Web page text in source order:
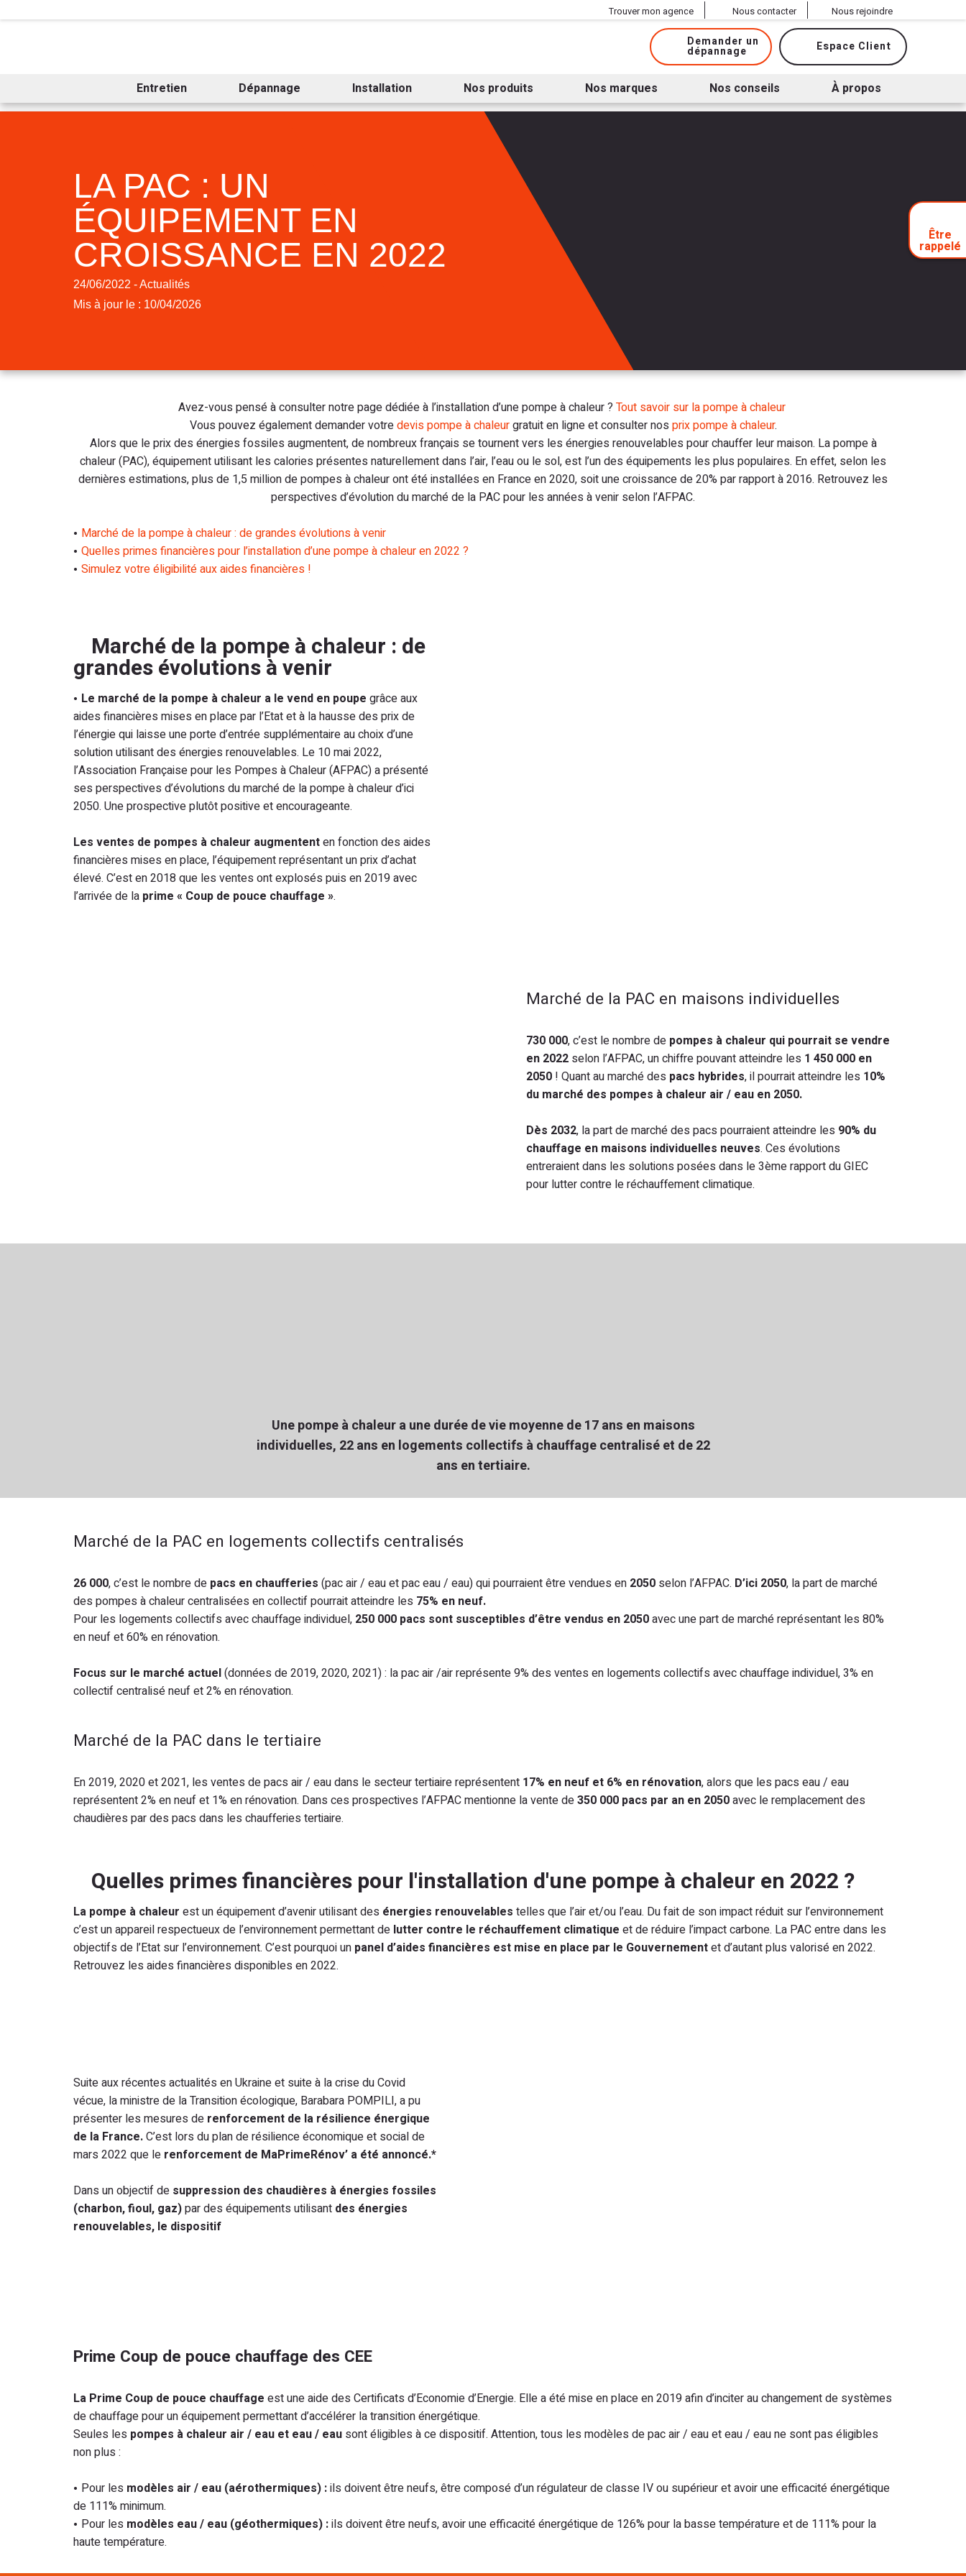
Trouver mon agence Nous contacter Nous rejoindre
Demander un
dépannage Espace Client
Entretien Dépannage Installation Nos produits Nos marques Nos conseils À propos
LA PAC : UN
ÉQUIPEMENT EN
CROISSANCE EN 2022
24/06/2022 - Actualités
Mis à jour le : 10/04/2026
Avez-vous pensé à consulter notre page dédiée à l’installation d’une pompe à chaleur ? Tout savoir sur la pompe à chaleur
Vous pouvez également demander votredevis pompe à chaleurgratuit en ligne et consulter nos prix pompe à chaleur.
Alors que le prix des énergies fossiles augmentent, de nombreux français se tournent vers les énergies renouvelables pour chauffer leur maison. La pompe à
chaleur (PAC), équipement utilisant les calories présentes naturellement dans l’air, l’eau ou le sol, est l’un des équipements les plus populaires. En effet, selon les
dernières estimations, plus de 1,5 million de pompes à chaleur ont été installées en France en 2020, soit une croissance de 20% par rapport à 2016. Retrouvez les
perspectives d’évolution du marché de la PAC pour les années à venir selon l’AFPAC.
Marché de la pompe à chaleur : de grandes évolutions à venir
Quelles primes financières pour l’installation d’une pompe à chaleur en 2022 ?
Simulez votre éligibilité aux aides financières !
Marché de la pompe à chaleur : de
grandes évolutions à venir
Le marché de la pompe à chaleur a le vend en poupe grâce aux
aides financières mises en place par l’Etat et à la hausse des prix de
l’énergie qui laisse une porte d’entrée supplémentaire au choix d’une
solution utilisant des énergies renouvelables. Le 10 mai 2022,
l’Association Française pour les Pompes à Chaleur (AFPAC) a présenté
ses perspectives d’évolutions du marché de la pompe à chaleur d’ici
2050. Une prospective plutôt positive et encourageante.
Les ventes de pompes à chaleur augmententen fonction des aides
financières mises en place, l’équipement représentant un prix d’achat
élevé. C’est en 2018 que les ventes ont explosés puis en 2019 avec
l’arrivée de la prime « Coup de pouce chauffage ».
Marché de la PAC en maisons individuelles
730 000, c’est le nombre de pompes à chaleur qui pourrait se vendre
en 2022 selon l’AFPAC, un chiffre pouvant atteindre les 1 450 000 en
2050 ! Quant au marché des pacs hybrides, il pourrait atteindre les 10%
du marché des pompes à chaleur air / eau en 2050.
Dès 2032, la part de marché des pacs pourraient atteindre les 90% du
chauffage en maisons individuelles neuves. Ces évolutions
entreraient dans les solutions posées dans le 3ème rapport du GIEC
pour lutter contre le réchauffement climatique.
Une pompe à chaleur a une durée de vie moyenne de17 ans en maisons
individuelles, 22 ans en logements collectifs à chauffage centralisé et de22
ans en tertiaire.
Marché de la PAC en logements collectifs centralisés
26 000, c’est le nombre de pacs en chaufferies (pac air / eau et pac eau / eau) qui pourraient être vendues en 2050 selon l’AFPAC. D’ici 2050, la part de marché
des pompes à chaleur centralisées en collectif pourrait atteindre les 75% en neuf.
Pour les logements collectifs avec chauffage individuel, 250 000 pacs sont susceptibles d’être vendus en 2050avec une part de marché représentant les 80%
en neuf et 60% en rénovation.
Focus sur le marché actuel(données de 2019, 2020, 2021) : la pac air /air représente 9% des ventes en logements collectifs avec chauffage individuel, 3% en
collectif centralisé neuf et 2% en rénovation.
Marché de la PAC dans le tertiaire
En 2019, 2020 et 2021, les ventes de pacs air / eau dans le secteur tertiaire représentent 17% en neuf et 6% en rénovation, alors que les pacs eau / eau
représentent 2% en neuf et 1% en rénovation. Dans ces prospectives l’AFPAC mentionne la vente de350 000 pacs par an en 2050avec le remplacement des
chaudières par des pacs dans les chaufferies tertiaire.
Quelles primes financières pour l'installation d'une pompe à chaleur en 2022 ?
La pompe à chaleur est un équipement d’avenir utilisant des énergies renouvelables telles que l’air et/ou l’eau. Du fait de son impact réduit sur l’environnement
c’est un appareil respectueux de l’environnement permettant de lutter contre le réchauffement climatique et de réduire l’impact carbone. La PAC entre dans les
objectifs de l’Etat sur l’environnement. C’est pourquoi un panel d’aides financières est mise en place par le Gouvernementet d’autant plus valorisé en 2022.
Retrouvez les aides financières disponibles en 2022.
Suite aux récentes actualités en Ukraine et suite à la crise du Covid
vécue, la ministre de la Transition écologique, Barabara POMPILI, a pu
présenter les mesures de renforcement de la résilience énergique
de la France.C’est lors du plan de résilience économique et social de
mars 2022 que le renforcement de MaPrimeRénov’ a été annoncé.*
Dans un objectif de suppression des chaudières à énergies fossiles
(charbon, fioul, gaz)par des équipements utilisant des énergies
renouvelables, le dispositif
Prime Coup de pouce chauffage des CEE
La Prime Coup de pouce chauffage est une aide des Certificats d’Economie d’Energie. Elle a été mise en place en 2019 afin d’inciter au changement de systèmes
de chauffage pour un équipement permettant d’accélérer la transition énergétique.
Seules les pompes à chaleur air / eau et eau / eau sont éligibles à ce dispositif. Attention, tous les modèles de pac air / eau et eau / eau ne sont pas éligibles
non plus :
Pour les modèles air / eau (aérothermiques) :ils doivent être neufs, être composé d’un régulateur de classe IV ou supérieur et avoir une efficacité énergétique
de 111% minimum.
Pour les modèles eau / eau (géothermiques) :ils doivent être neufs, avoir une efficacité énergétique de 126% pour la basse température et de 111% pour la
haute température.
Être
rappelé